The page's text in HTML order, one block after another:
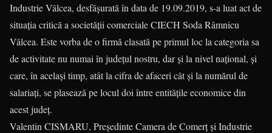
Industrie Vâlcea, desfășurată în data de 19.09.2019, s-a luat act de
situația critică a societății comerciale CIECH Soda Râmnicu
Vâlcea. Este vorba de o firmă clasată pe primul loc la categoria sa
de activitate nu numai în județul nostru, dar și la nivel național, și
care, în același timp, atât la cifra de afaceri cât și la numărul de
salariați, se plasează pe locul doi între entitățile economice din
acest județ.
Valentin CISMARU, Președinte Camera de Comerț și Industrie